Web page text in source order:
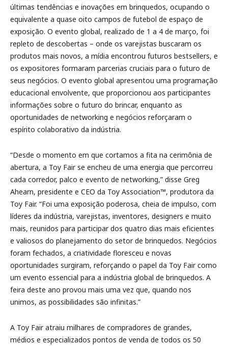
últimas tendências e inovações em brinquedos, ocupando o
equivalente a quase oito campos de futebol de espaço de
exposição. O evento global, realizado de 1 a 4 de março, foi
repleto de descobertas – onde os varejistas buscaram os
produtos mais novos, a mídia encontrou futuros bestsellers, e
os expositores formaram parcerias cruciais para o futuro de
seus negócios. O evento global apresentou uma programação
educacional envolvente, que proporcionou aos participantes
informações sobre o futuro do brincar, enquanto as
oportunidades de networking e negócios reforçaram o
espírito colaborativo da indústria.
“Desde o momento em que cortamos a fita na cerimônia de
abertura, a Toy Fair se encheu de uma energia que percorreu
cada corredor, palco e evento de networking,” disse Greg
Ahearn, presidente e CEO da Toy Association™, produtora da
Toy Fair. “Foi uma exposição poderosa, cheia de impulso, com
líderes da indústria, varejistas, inventores, designers e muito
mais, reunidos para participar dos quatro dias mais eficientes
e valiosos do planejamento do setor de brinquedos. Negócios
foram fechados, a criatividade floresceu e novas
oportunidades surgiram, reforçando o papel da Toy Fair como
um evento essencial para a indústria global de brinquedos. A
feira deste ano provou mais uma vez que, quando nos
unimos, as possibilidades são infinitas.”
A Toy Fair atraiu milhares de compradores de grandes,
médios e especializados pontos de venda de todos os 50